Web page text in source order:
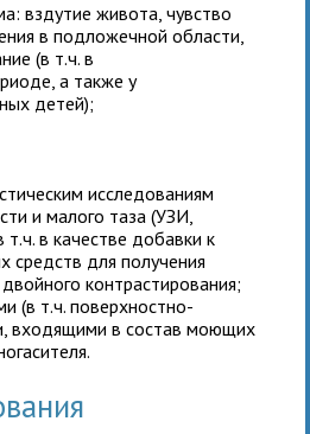
вздутие живота, чувство
в подложечной области,
(в т.ч. в
а также у
детей);
исследованиям
и малого таза (УЗИ,
т.ч. в качестве добавки к
средств для получения
контрастирования;
(в т.ч. поверхностно-
входящими в состав моющих